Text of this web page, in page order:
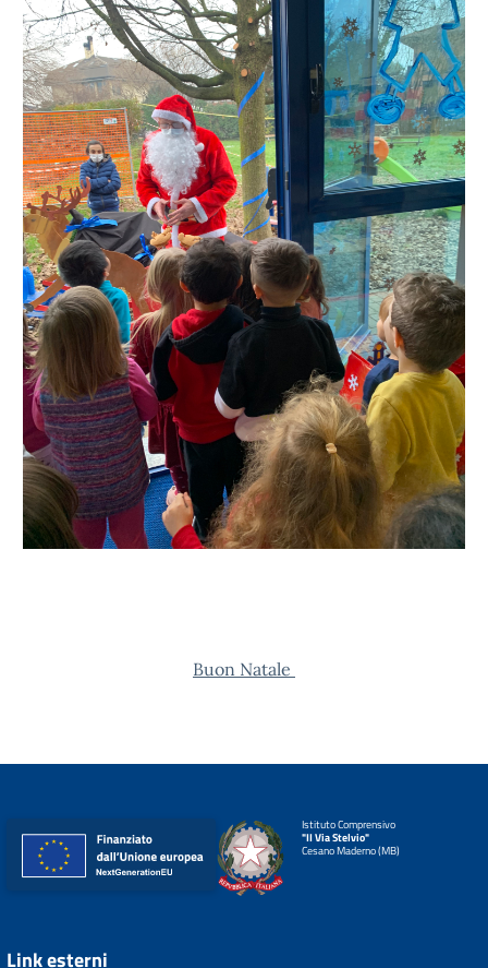
Buon Natale
Istituto Comprensivo
"II Via Stelvio"
Cesano Maderno (MB)
Link esterni